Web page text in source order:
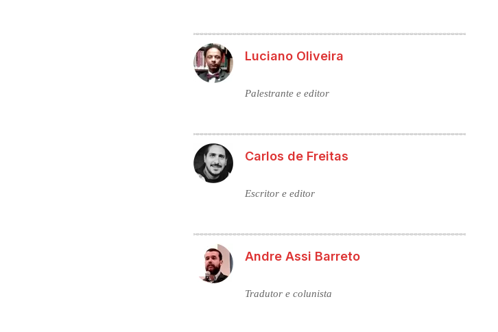
Luciano Oliveira
Palestrante e editor
Carlos de Freitas
Escritor e editor
Andre Assi Barreto
Tradutor e colunista